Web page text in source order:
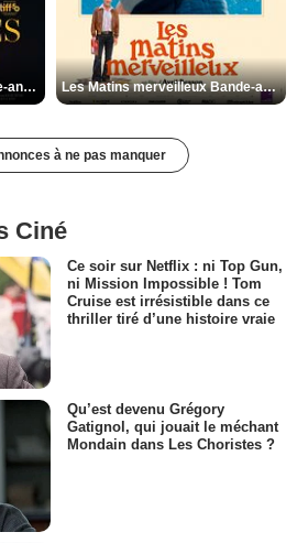
Les Silences de Riyad Bande-annonce VO STFR Les Matins merveilleux Bande-annonce VF
à ne pas manquer
Ciné
Ce soir sur Netflix : ni Top Gun,
ni Mission Impossible ! Tom
Cruise est irrésistible dans ce
thriller tiré d’une histoire vraie
Qu’est devenu Grégory
Gatignol, qui jouait le méchant
Mondain dans Les Choristes ?